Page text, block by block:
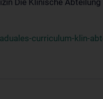
Die Klinische
curriculum-klin-